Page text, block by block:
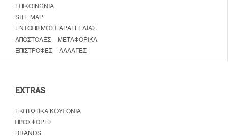
ΕΠΙΚΟΙΝΩΝΊΑ
SITE MAP
ΕΝΤΟΠΙΣΜΌΣ ΠΑΡΑΓΓΕΛΊΑΣ
ΑΠΟΣΤΟΛΈΣ – ΜΕΤΑΦΟΡΙΚΆ
ΕΠΙΣΤΡΟΦΈΣ – ΑΛΛΑΓΈΣ
EXTRAS
ΕΚΠΤΩΤΙΚΆ ΚΟΥΠΌΝΙΑ
ΠΡΟΣΦΟΡΈΣ
BRANDS